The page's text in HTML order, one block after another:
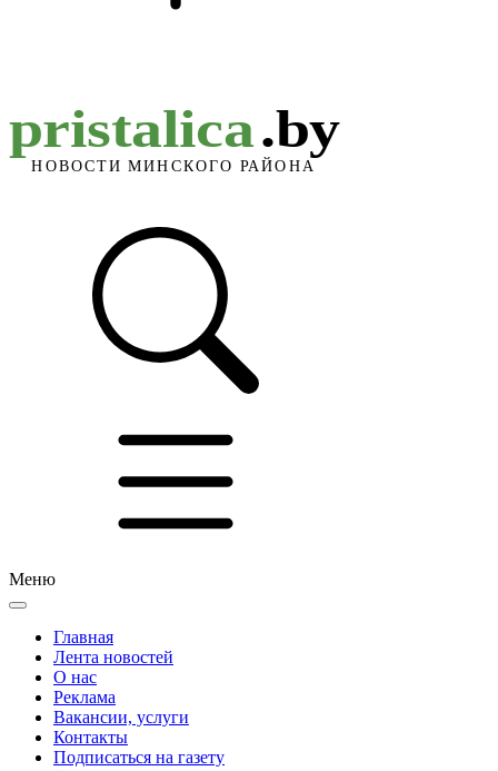
Меню
Главная
Лента новостей
О нас
Реклама
Вакансии, услуги
Контакты
Подписаться на газету